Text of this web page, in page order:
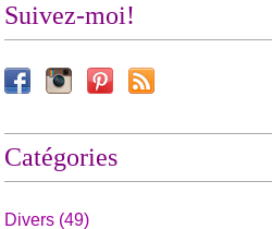
Suivez-moi!
Catégories
Divers (49)